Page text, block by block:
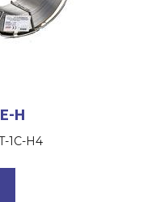
H
1C-H4